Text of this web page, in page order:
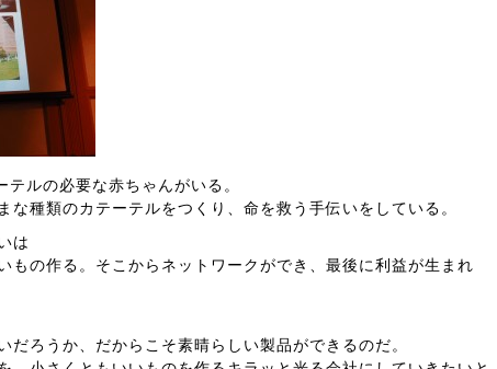
ルの必要な赤ちゃんがいる。
な種類のカテーテルをつくり、命を救う手伝いをしている。
は
もの作る。そこからネットワークができ、最後に利益が生まれ
だろうか、だからこそ素晴らしい製品ができるのだ。